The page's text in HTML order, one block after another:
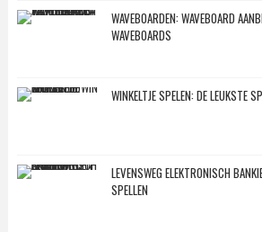
WAVEBOARDEN: WAVEBOARD
WAVEBOARDS
WINKELTJE SPELEN: DE LEUKSTE
LEVENSWEG ELEKTRONISCH
SPELLEN